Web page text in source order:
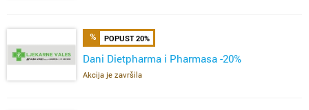
POPUST 20%
Dani Dietpharma i Pharmasa -20%
Akcija je završila